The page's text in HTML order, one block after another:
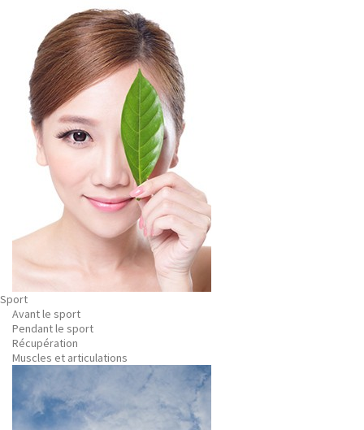
Sport
Avant le sport
Pendant le sport
Récupération
Muscles et articulations